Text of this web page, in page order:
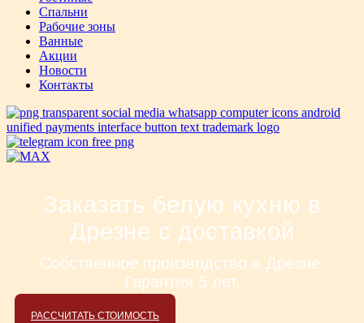
Спальни
Рабочие зоны
Ванные
Акции
Новости
Контакты
Заказать белую кухню в
Дрезне с доставкой
Собственное производство в Дрезне.
Гарантия 5 лет.
РАССЧИТАТЬ СТОИМОСТЬ